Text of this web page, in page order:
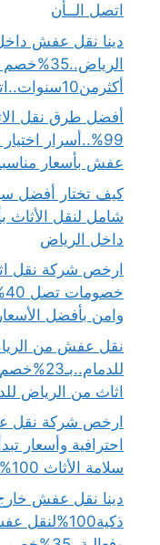
اتصل الــأن
دينا نقل عفش
أكثرمن10سنوات..اتصل بنا
أفضل طرق نقل
99%..أسرار
عفش بأسعار
كيف تختار أفضل
شامل لنقل الأثاث
داخل الرياض
ارخص شركة نقل
وامن بأفضل الأسعار
نقل عفش من
اثاث من الرياض
ارخص شركة نقل
سلامة الأثاث 100% اتصل الان
دينا نقل عفش